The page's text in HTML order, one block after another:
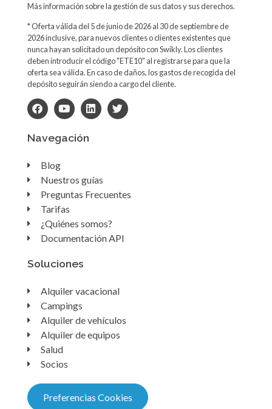
Más información sobre la gestión de sus datos y sus derechos.
* Oferta válida del 5 de junio de 2026 al 30 de septiembre de
2026 inclusive, para nuevos clientes o clientes existentes que
nunca hayan solicitado un depósito con Swikly. Los clientes
deben introducir el código "ETE10" al registrarse para que la
oferta sea válida. En caso de daños, los gastos de recogida del
depósito seguirán siendo a cargo del cliente.
Navegación
Blog
Nuestros guías
Preguntas Frecuentes
Tarifas
¿Quiénes somos?
Documentación API
Soluciones
Alquiler vacacional
Campings
Alquiler de vehículos
Alquiler de equipos
Salud
Socios
Preferencias Cookies